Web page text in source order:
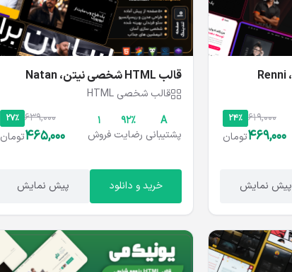
24% 619,000
469,000تومان
پیش نمایش
قالب HTML شخصی نیتن، Natan
قالب شخصی HTML
A
پشتیبانی
۹۲%
رضایت
1
فروش
27% 639,000
465,000تومان
خرید و دانلود پیش نمایش